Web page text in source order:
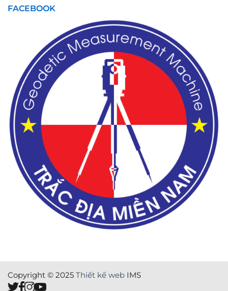
FACEBOOK
Copyright © 2025 Thiết kế web IMS